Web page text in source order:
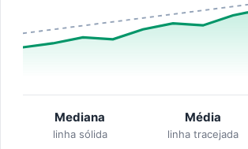
Mediana
linha sólida
Média
linha tracejada